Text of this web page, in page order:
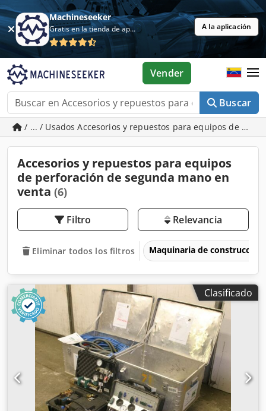
Machineseeker
Gratis en la tienda de aplicaciones A la aplicación
Buscar
Vender
/ ... / Usados Accesorios y repuestos para equipos de
Accesorios y repuestos para equipos
de perforación de segunda mano en
venta (6)
Filtro Relevancia
Eliminar todos los filtros Maquinaria de construcción
Clasificado